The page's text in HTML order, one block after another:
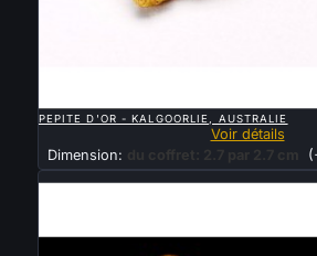
PEPITE D'OR - KALGOORLIE, AUSTRALIE
Voir détails
Dimension:
du coffret: 2.7 par 2.7 cm